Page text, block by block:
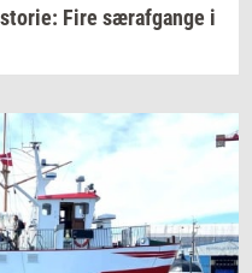
Fire særafgange i